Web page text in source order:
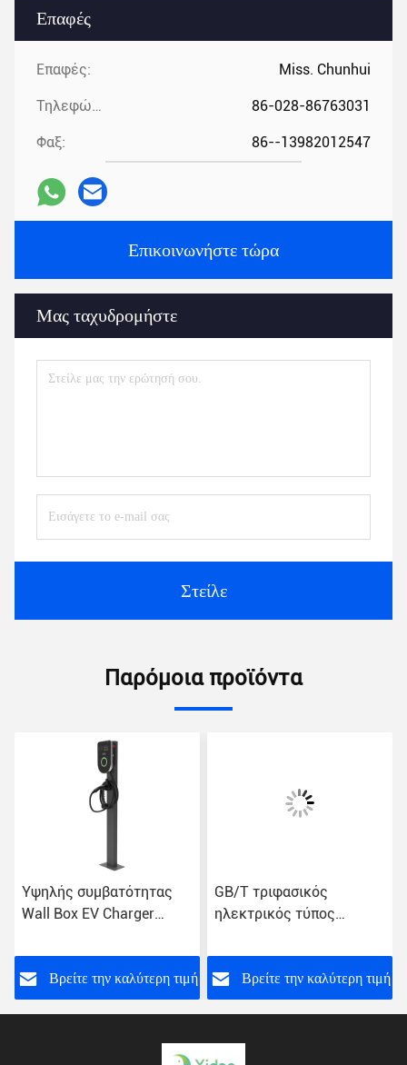
Επαφές
Επαφές: Miss. Chunhui
Τηλεφώνημα: 86-028-86763031
Φαξ: 86--13982012547
Επικοινωνήστε τώρα
Μας ταχυδρομήστε
Στείλε
Παρόμοια προϊόντα
Υψηλής συμβατότητας
Wall Box EV Charger
φόρτισης EV
Βρείτε την καλύτερη τιμή
GB/T τριφασικός
ηλεκτρικός τύπος
αυτοκινήτων - σημείο
χρέωσης 2 σπιτιών
Βρείτε την καλύτερη τιμή